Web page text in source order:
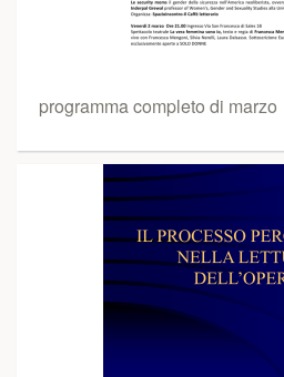
programma completo di marzo